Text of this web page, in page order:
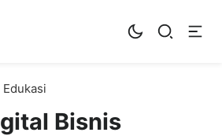
Bisnis
Edukasi
Bisnis